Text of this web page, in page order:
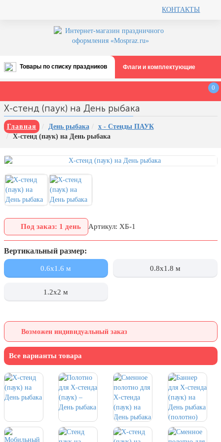
КОНТАКТЫ
Товары по списку праздников
Все праздники
августа)
12 августа, День ВВС
22 августа, День Государственного
День шахтера (последнее
воскресенье августа)
1 сентября, День знаний
День города Москвы (первая суббота
сентября)
День нефтяника (первое воскресенье
воскресенье сентября)
5 октября, День учителя
25 октября, День Таможенника
Российской Федерации
28 октября, День Бабушек и Дедушек
4 ноября, День народного единства
Флаги и комплектующие
0
Х-стенд (паук) на День рыбака
Главная День рыбака
х - Стенды ПАУК
Х-стенд (паук) на День рыбака
Под заказ: 1 день Артикул: XБ-1
Вертикальный размер:
0.6x1.6 м 0.8x1.8 м
1.2x2 м
Возможен индивидуальный заказ
Все варианты товара